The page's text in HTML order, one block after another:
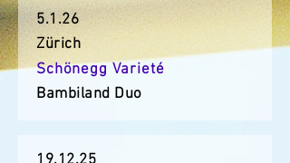
5.1.26
Zürich
Schönegg Varieté
Bambiland Duo